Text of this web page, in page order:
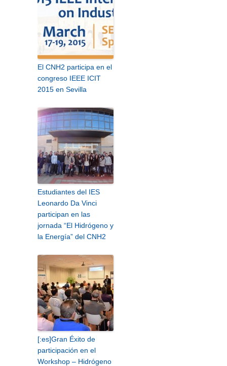
El CNH2 participa en el
congreso IEEE ICIT
2015 en Sevilla
Estudiantes del IES
Leonardo Da Vinci
participan en las
jornada “El Hidrógeno y
la Energía” del CNH2
[:es]Gran Éxito de
participación en el
Workshop – Hidrógeno